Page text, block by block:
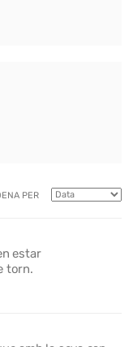
PER
estar
torn.